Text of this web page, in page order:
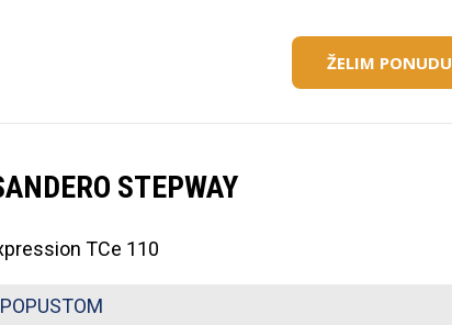
ŽELIM PONUDU
STEPWAY
TCe 110